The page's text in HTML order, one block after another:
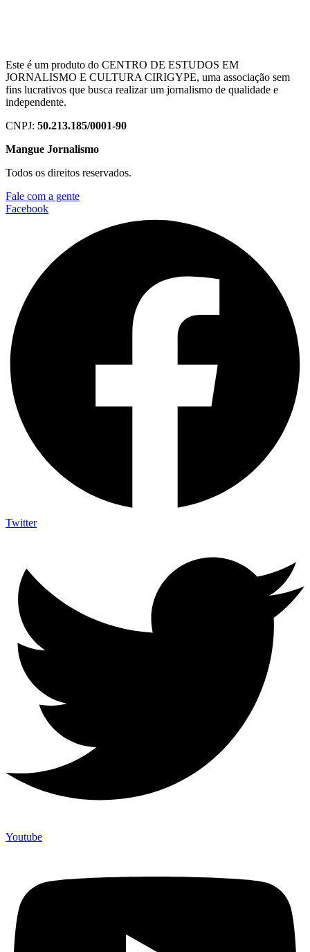
Este é um produto do CENTRO DE ESTUDOS EM
JORNALISMO E CULTURA CIRIGYPE, uma associação sem
fins lucrativos que busca realizar um jornalismo de qualidade e
independente.
CNPJ: 50.213.185/0001-90
Mangue Jornalismo
Todos os direitos reservados.
Fale com a gente
Facebook
Twitter
Youtube